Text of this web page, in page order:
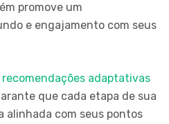
promove um
e engajamento com seus
recomendações adaptativas
que cada etapa de sua
alinhada com seus pontos